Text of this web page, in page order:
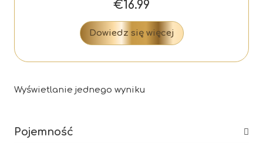
€16.99
Dowiedz się więcej
Wyświetlanie jednego wyniku
Pojemność